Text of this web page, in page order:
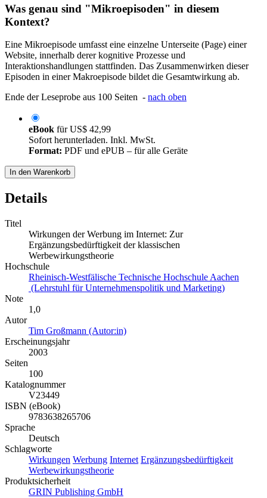
Was genau sind "Mikroepisoden" in diesem
Kontext?
Eine Mikroepisode umfasst eine einzelne Unterseite (Page) einer
Website, innerhalb derer kognitive Prozesse und
Interaktionshandlungen stattfinden. Das Zusammenwirken dieser
Episoden in einer Makroepisode bildet die Gesamtwirkung ab.
Ende der Leseprobe aus 100 Seiten - nach oben
eBook fürUS$ 42,99
Sofort herunterladen. Inkl. MwSt.
Format: PDF und ePUB – für alle Geräte
In den Warenkorb
Details
Titel
Wirkungen der Werbung im Internet: Zur
Ergänzungsbedürftigkeit der klassischen
Werbewirkungstheorie
Hochschule
Rheinisch-Westfälische Technische Hochschule Aachen
(Lehrstuhl für Unternehmenspolitik und Marketing)
Note
1,0
Autor
Tim Großmann (Autor:in)
Erscheinungsjahr
2003
Seiten
100
Katalognummer
V23449
ISBN (eBook)
9783638265706
Sprache
Deutsch
Schlagworte
Wirkungen Werbung Internet Ergänzungsbedürftigkeit
Werbewirkungstheorie
Produktsicherheit
GRIN Publishing GmbH